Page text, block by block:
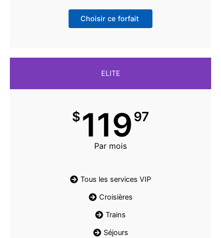
Choisir ce forfait
ELITE
$11997
Par mois
Tous les services VIP
Croisières
Trains
Séjours